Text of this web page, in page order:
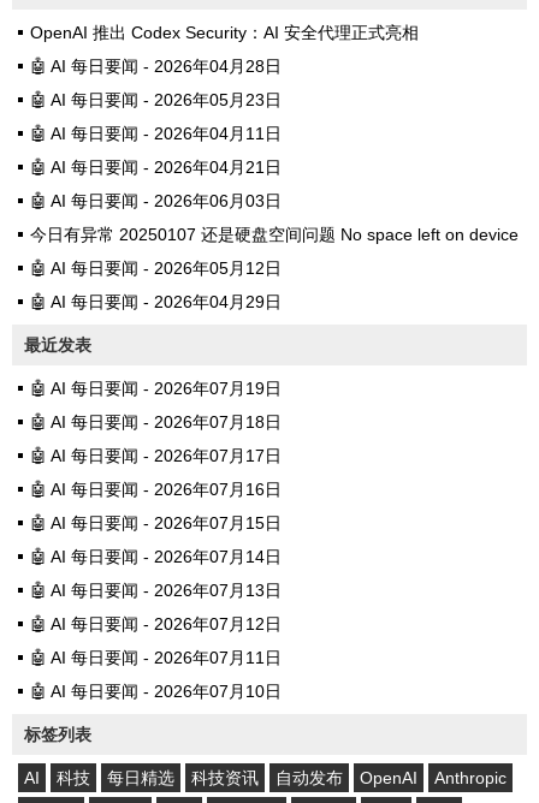
OpenAI 推出 Codex Security：AI 安全代理正式亮相
🤖 AI 每日要闻 - 2026年04月28日
🤖 AI 每日要闻 - 2026年05月23日
🤖 AI 每日要闻 - 2026年04月11日
🤖 AI 每日要闻 - 2026年04月21日
🤖 AI 每日要闻 - 2026年06月03日
今日有异常 20250107 还是硬盘空间问题 No space left on device
🤖 AI 每日要闻 - 2026年05月12日
🤖 AI 每日要闻 - 2026年04月29日
最近发表
🤖 AI 每日要闻 - 2026年07月19日
🤖 AI 每日要闻 - 2026年07月18日
🤖 AI 每日要闻 - 2026年07月17日
🤖 AI 每日要闻 - 2026年07月16日
🤖 AI 每日要闻 - 2026年07月15日
🤖 AI 每日要闻 - 2026年07月14日
🤖 AI 每日要闻 - 2026年07月13日
🤖 AI 每日要闻 - 2026年07月12日
🤖 AI 每日要闻 - 2026年07月11日
🤖 AI 每日要闻 - 2026年07月10日
标签列表
AI 科技 每日精选 科技资讯 自动发布 OpenAI
Anthropic